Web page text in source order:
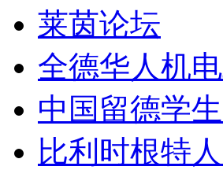
莱茵论坛
全德华人机
中国留德学
比利时根特